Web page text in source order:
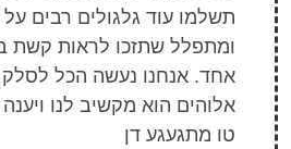
תשלמו עוד גלגולים רבים
ומתפלל שתזכו לראות קשת
אחד. אנחנו נעשה הכל
אלוהים הוא מקשיב לנו
טו מתגעגע דן